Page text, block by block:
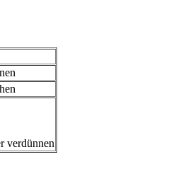
verdünnen